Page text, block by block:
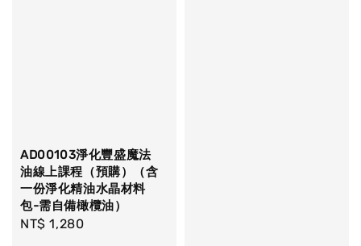
AD00103淨化豐盛魔法
油線上課程（預購）（含
一份淨化精油水晶材料
包-需自備橄欖油）
Regular
NT$ 1,280